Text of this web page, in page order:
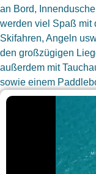
an Bord,
werden viel Spaß mit
Skifahren, Angeln
den großzügigen
außerdem mit
sowie einem